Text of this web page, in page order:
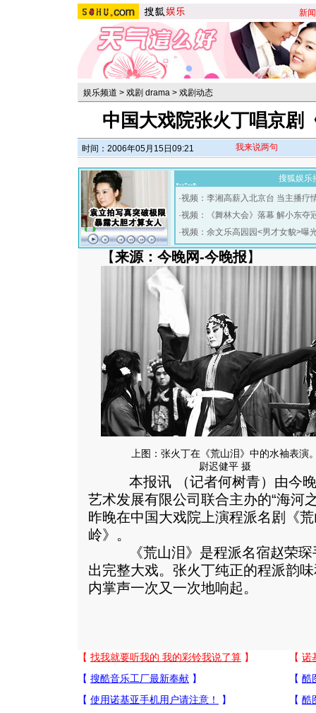
新闻
娱乐频道 > 戏剧 drama > 戏剧动态
中国大戏院张火丁唱京剧
时间：2006年05月15日09:21 我来说两句
搜狐娱乐
·视频：李湘高薪入北京台 当主播疗
·视频：《舞林大会》落幕 解小东夺
·视频：余文乐高园园<男才女貌>曝
【来源：今晚网-今晚报】
上图：张火丁在《荒山泪》中的水袖表演
尉迟健平 摄
本报讯 （记者何树青）由今晚
艺术发展有限公司联合主办的“海河
昨晚在中国大戏院上演程派名剧《
岭》。
《荒山泪》是程派名宿赵荣琛
出完整大戏。张火丁纯正的程派韵
内掌声一次又一次地响起。